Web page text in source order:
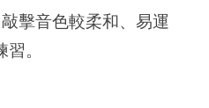
擊音色較柔和、易運
。